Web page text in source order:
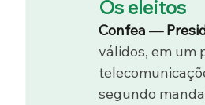
Os eleitos
Confea —
válidos, em um
segundo